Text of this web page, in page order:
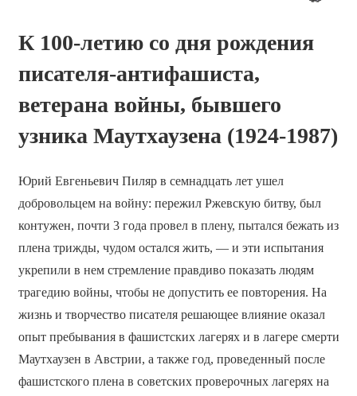
К 100-летию со дня рождения
писателя-антифашиста,
ветерана войны, бывшего
узника Маутхаузена (1924-1987)
Юрий Евгеньевич Пиляр в семнадцать лет ушел
добровольцем на войну: пережил Ржевскую битву, был
контужен, почти 3 года провел в плену, пытался бежать из
плена трижды, чудом остался жить, — и эти испытания
укрепили в нем стремление правдиво показать людям
трагедию войны, чтобы не допустить ее повторения. На
жизнь и творчество писателя решающее влияние оказал
опыт пребывания в фашистских лагерях и в лагере смерти
Маутхаузен в Австрии, а также год, проведенный после
фашистского плена в советских проверочных лагерях на